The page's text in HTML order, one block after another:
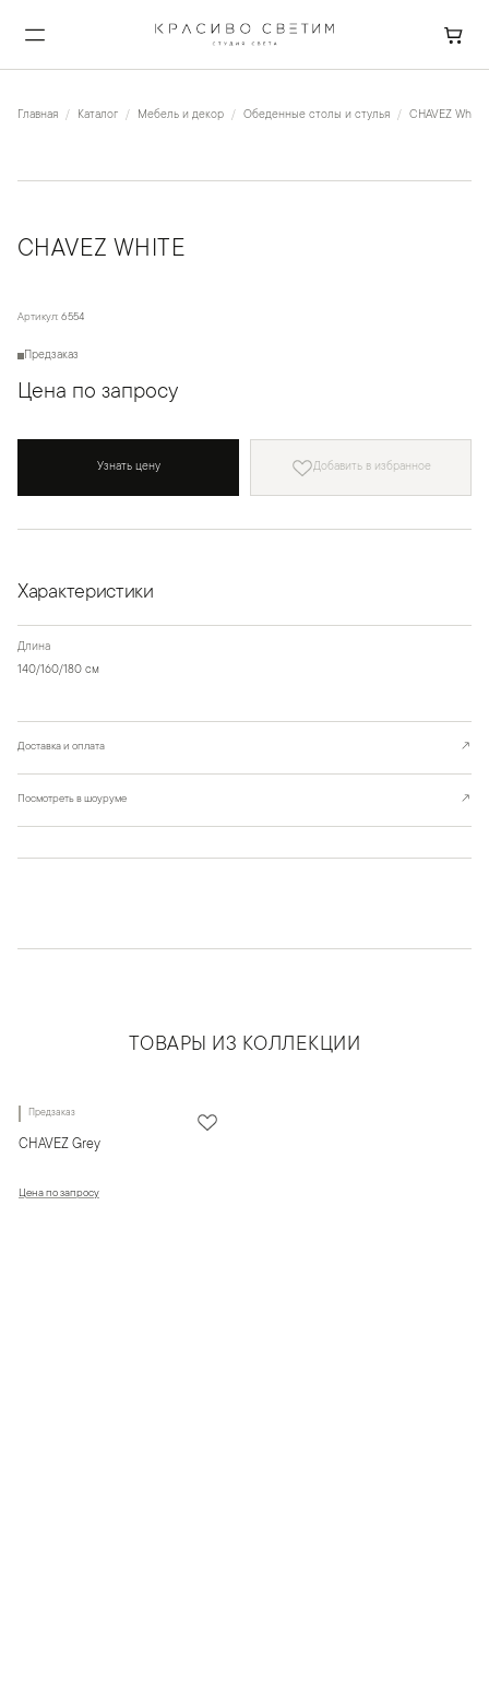
Главная Каталог Мебель и декор Обеденные столы и стулья CHAVEZ White
CHAVEZ WHITE
Артикул: 6554
Предзаказ
Цена по запросу
Узнать цену Добавить в избранное
Характеристики
Длина
140/160/180 см
Доставка и оплата ↗
Посмотреть в шоуруме ↗
ТОВАРЫ ИЗ КОЛЛЕКЦИИ
Предзаказ
CHAVEZ Grey
Цена по запросу